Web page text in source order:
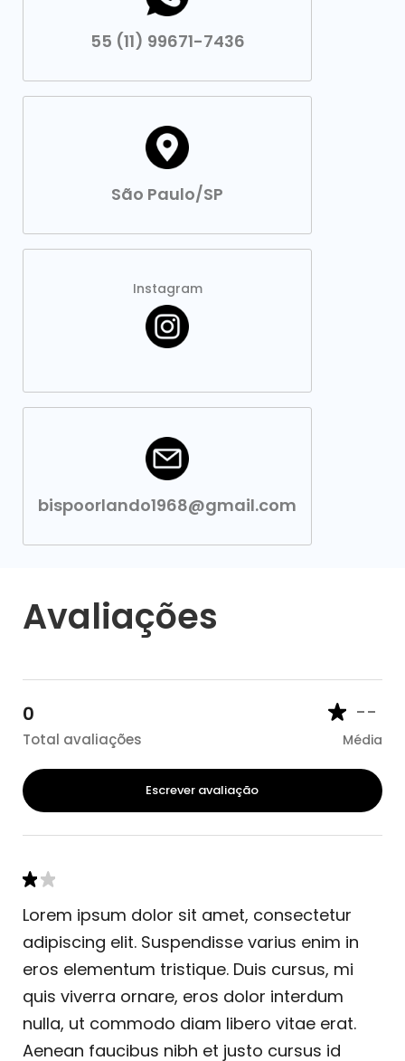
55 (11) 99671-7436
São Paulo/SP
Instagram
bispoorlando1968@gmail.com
Avaliações
0
Total avaliações
--
Média
Escrever avaliação
Lorem ipsum dolor sit amet, consectetur
adipiscing elit. Suspendisse varius enim in
eros elementum tristique. Duis cursus, mi
quis viverra ornare, eros dolor interdum
nulla, ut commodo diam libero vitae erat.
Aenean faucibus nibh et justo cursus id